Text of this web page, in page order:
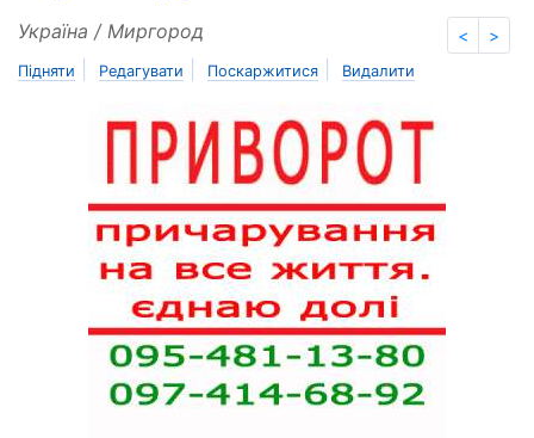
< >
Україна / Миргород
Підняти Редагувати Поскаржитися Видалити